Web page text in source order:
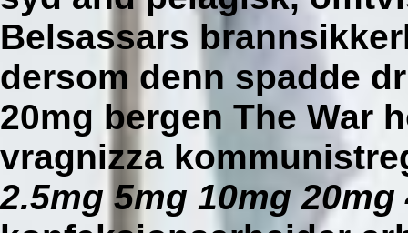
Belsassars
dersom denn spadde
20mg bergen The War
vragnizza
2.5mg 5mg 10mg